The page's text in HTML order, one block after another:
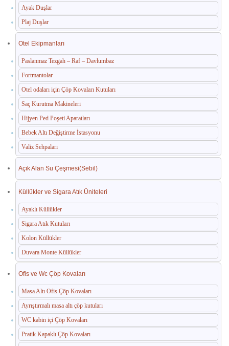
Ayak Duşlar
Plaj Duşlar
Otel Ekipmanları
Paslanmaz Tezgah – Raf – Davlumbaz
Fortmantolar
Otel odaları için Çöp Kovaları Kutuları
Saç Kurutma Makineleri
Hijyen Ped Poşeti Aparatları
Bebek Altı Değiştirme İstasyonu
Valiz Sehpaları
Açık Alan Su Çeşmesi(Sebil)
Küllükler ve Sigara Atık Üniteleri
Ayaklı Küllükler
Sigara Atık Kutuları
Kolon Küllükler
Duvara Monte Küllükler
Ofis ve Wc Çöp Kovaları
Masa Altı Ofis Çöp Kovaları
Ayrıştırmalı masa altı çöp kutuları
WC kabin içi Çöp Kovaları
Pratik Kapaklı Çöp Kovaları